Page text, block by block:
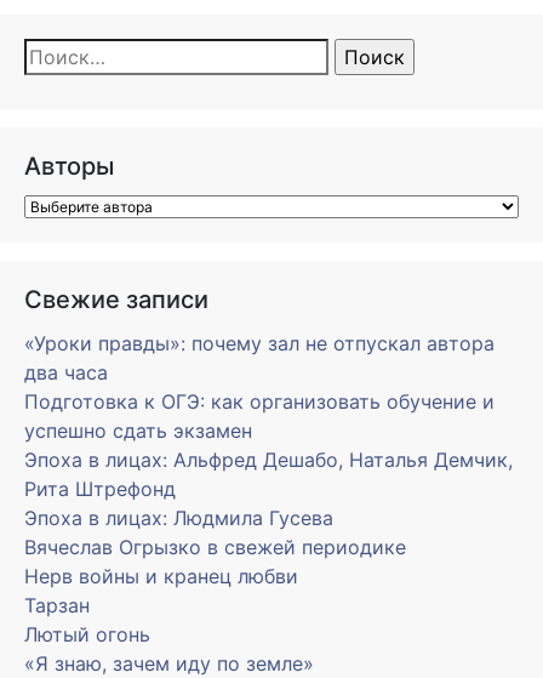
Найти:
Авторы
Свежие записи
«Уроки правды»: почему зал не отпускал автора
два часа
Подготовка к ОГЭ: как организовать обучение и
успешно сдать экзамен
Эпоха в лицах: Альфред Дешабо, Наталья Демчик,
Рита Штрефонд
Эпоха в лицах: Людмила Гусева
Вячеслав Огрызко в свежей периодике
Нерв войны и кранец любви
Тарзан
Лютый огонь
«Я знаю, зачем иду по земле»